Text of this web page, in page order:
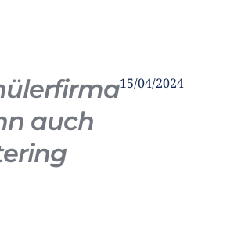
auch
15/04/2024